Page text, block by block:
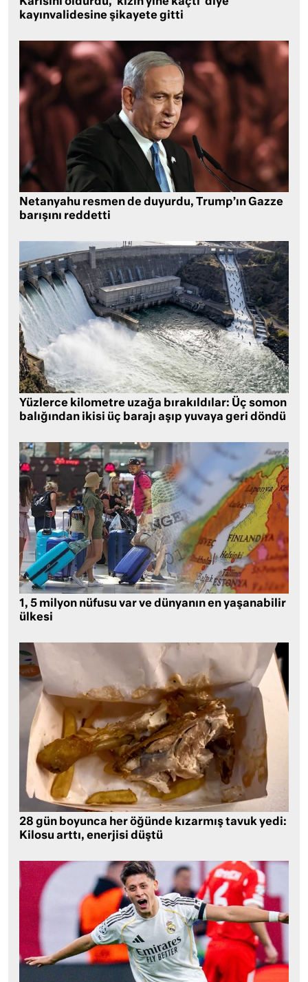
kayınvalidesine şikayete gitti
Netanyahu resmen de duyurdu, Trump’ın Gazze
barışını reddetti
Yüzlerce kilometre uzağa bırakıldılar: Üç somon
balığından ikisi üç barajı aşıp yuvaya geri döndü
1, 5 milyon nüfusu var ve dünyanın en yaşanabilir
ülkesi
28 gün boyunca her öğünde kızarmış tavuk yedi:
Kilosu arttı, enerjisi düştü